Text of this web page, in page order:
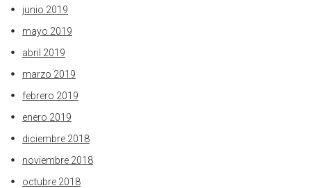
junio 2019
mayo 2019
abril 2019
marzo 2019
febrero 2019
enero 2019
diciembre 2018
noviembre 2018
octubre 2018